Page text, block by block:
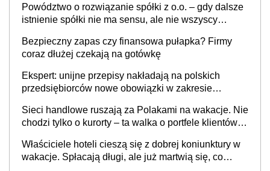
Powództwo o rozwiązanie spółki z o.o. – gdy dalsze
istnienie spółki nie ma sensu, ale nie wszyscy
Bezpieczny zapas czy finansowa pułapka? Firmy
coraz dłużej czekają na gotówkę
Ekspert: unijne przepisy nakładają na polskich
przedsiębiorców nowe obowiązki w zakresie
Sieci handlowe ruszają za Polakami na wakacje. Nie
chodzi tylko o kurorty – ta walka o portfele klientów
cichu
Właściciele hoteli cieszą się z dobrej koniunktury w
wakacje. Spłacają długi, ale już martwią się, co